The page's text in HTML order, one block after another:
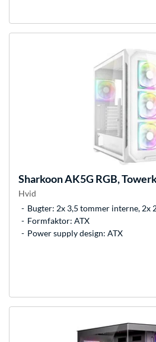
SharkoonAK5G RGB,
Hvid
Bugter: 2x 3,5 tommer interne, 2x
Formfaktor: ATX
Power supply design: ATX